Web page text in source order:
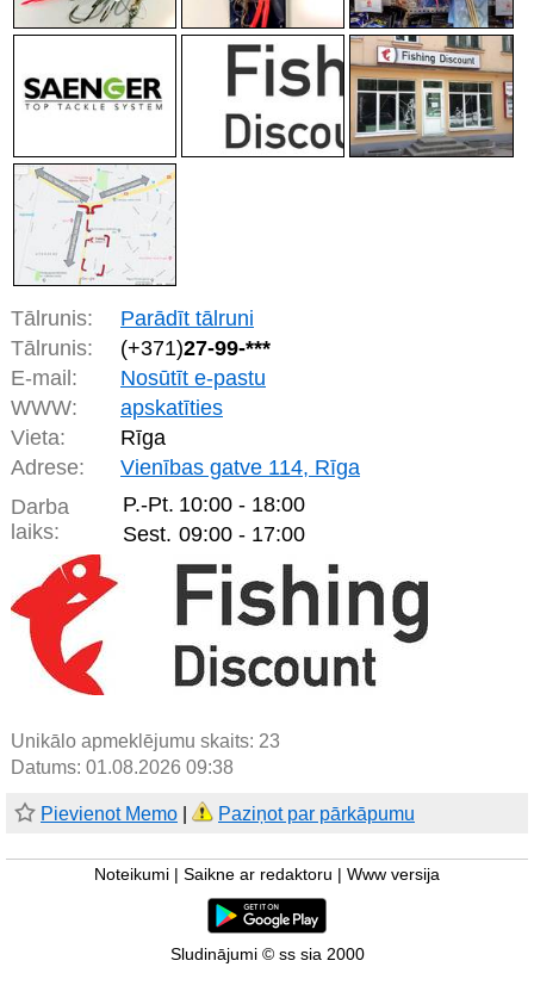
Tālrunis:
Parādīt tālruni
Tālrunis:
(+371)27-99-***
E-mail:
Nosūtīt e-pastu
WWW:
apskatīties
Vieta:
Rīga
Adrese:
Vienības gatve 114, Rīga
Darba
laiks:
P.-Pt. 10:00 - 18:00
Sest. 09:00 - 17:00
Unikālo apmeklējumu skaits: 23
Datums: 01.08.2026 09:38
Pievienot Memo Paziņot par pārkāpumu
Noteikumi Saikne ar redaktoru Www versija
Sludinājumi © ss sia 2000